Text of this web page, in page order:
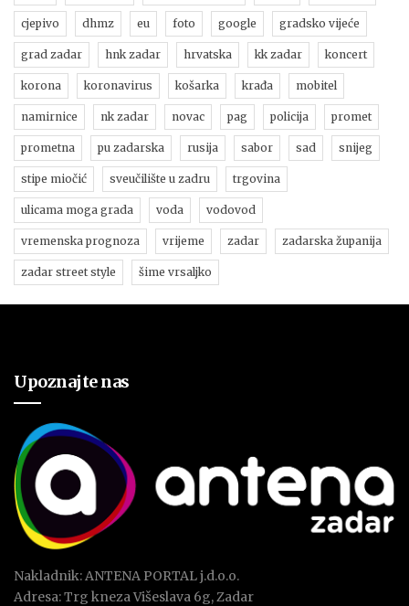
cjepivo dhmz eu foto google gradsko vijeće
grad zadar hnk zadar hrvatska kk zadar koncert
korona koronavirus košarka krađa mobitel
namirnice nk zadar novac pag policija promet
prometna pu zadarska rusija sabor sad snijeg
stipe miočić sveučilište u zadru trgovina
ulicama moga grada voda vodovod
vremenska prognoza vrijeme zadar zadarska županija
zadar street style šime vrsaljko
Upoznajte nas
Nakladnik: ANTENA PORTAL j.d.o.o.
Adresa: Trg kneza Višeslava 6g, Zadar